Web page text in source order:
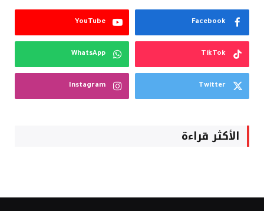
Facebook
YouTube
TikTok
WhatsApp
Twitter
Instagram
الأكثر قراءة